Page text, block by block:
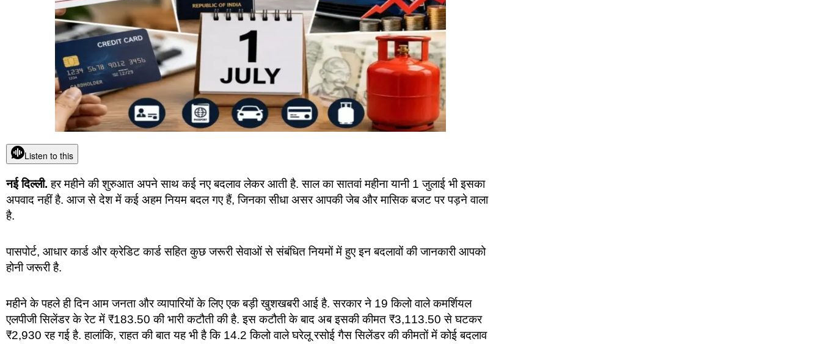
Listen to this
नई दिल्ली. हर महीने की शुरुआत अपने साथ कई नए बदलाव लेकर आती है. साल का सातवां महीना यानी 1 जुलाई भी इसका
अपवाद नहीं है. आज से देश में कई अहम नियम बदल गए हैं, जिनका सीधा असर आपकी जेब और मासिक बजट पर पड़ने वाला
है.
पासपोर्ट, आधार कार्ड और क्रेडिट कार्ड सहित कुछ जरूरी सेवाओं से संबंधित नियमों में हुए इन बदलावों की जानकारी आपको
होनी जरूरी है.
महीने के पहले ही दिन आम जनता और व्यापारियों के लिए एक बड़ी खुशखबरी आई है. सरकार ने 19 किलो वाले कमर्शियल
एलपीजी सिलेंडर के रेट में ₹183.50 की भारी कटौती की है. इस कटौती के बाद अब इसकी कीमत ₹3,113.50 से घटकर
₹2,930 रह गई है. हालांकि, राहत की बात यह भी है कि 14.2 किलो वाले घरेलू रसोई गैस सिलेंडर की कीमतों में कोई बदलाव